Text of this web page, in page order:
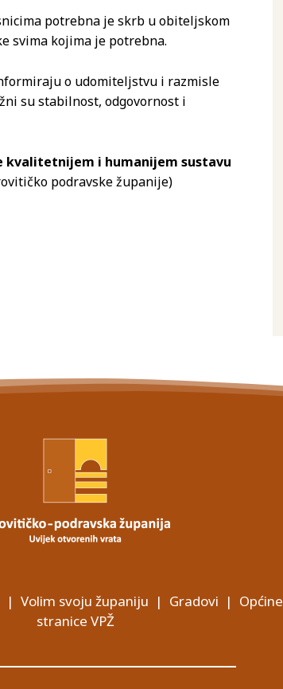
potrebna je skrb u obiteljskom
svima kojima je potrebna.
o udomiteljstvu i razmisle
su stabilnost, odgovornost i
kvalitetnijem i humanijem sustavu
podravske županije)
| Volim svoju županiju | Gradovi | Općine
stranice VPŽ